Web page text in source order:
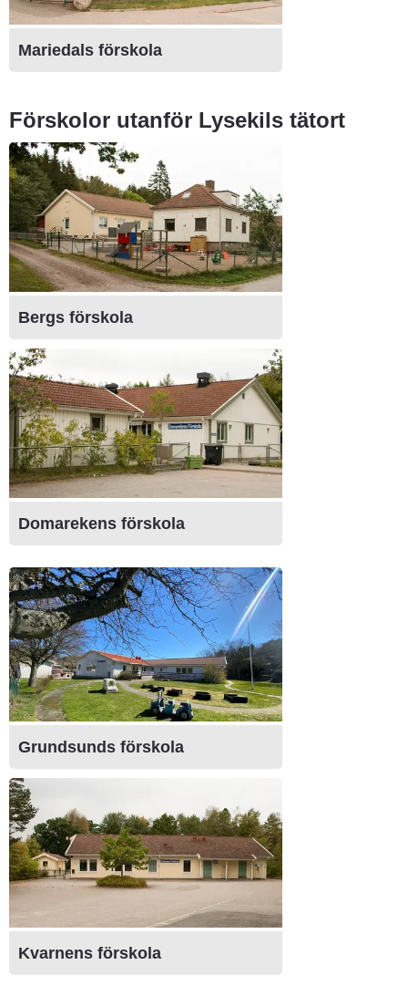
Mariedals förskola
Förskolor utanför Lysekils tätort
Bergs förskola
Domarekens förskola
Grundsunds förskola
Kvarnens förskola